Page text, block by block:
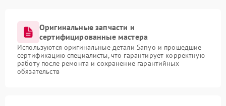
Оригинальные запчасти и
сертифицированные мастера
Используются оригинальные детали Sanyo и прошедшие
сертификацию специалисты, что гарантирует корректную
работу после ремонта и сохранение гарантийных
обязательств